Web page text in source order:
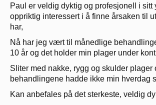
Paul er veldig dyktig og profesjonell i sitt
oppriktig interessert i å finne årsaken til
har,
Nå har jeg vært til månedlige
10 år og det holder min plager under
Sliter med nakke, rygg og skulder plager
behandlingene hadde ikke min hverdag
Kan anbefales på det sterkeste, veldig